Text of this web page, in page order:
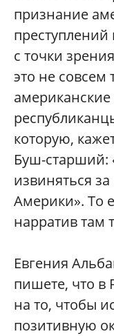
признание
преступлений
с точки
это не совсем
которую,
Буш-старший:
извиняться
Америки». То
нарратив там
Евгения
пишете, что в
на то, чтобы
позитивную